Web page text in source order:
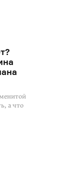
а что